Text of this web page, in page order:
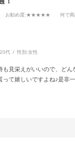
お勧め度:★★★★★ 何で
20代 性別:女性
も見栄えがいいので、ど
って嬉しいですよね♪是非